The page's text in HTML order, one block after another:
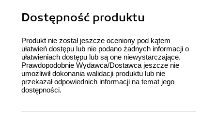
Dostępność produktu
Produkt nie został jeszcze oceniony pod kątem
ułatwień dostępu lub nie podano żadnych informacji o
ułatwieniach dostępu lub są one niewystarczające.
Prawdopodobnie Wydawca/Dostawca jeszcze nie
umożliwił dokonania walidacji produktu lub nie
przekazał odpowiednich informacji na temat jego
dostępności.